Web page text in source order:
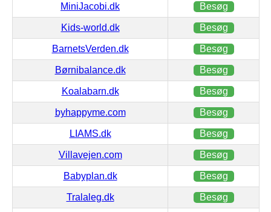
MiniJacobi.dk Besøg
Kids-world.dk Besøg
BarnetsVerden.dk Besøg
Børnibalance.dk Besøg
Koalabarn.dk Besøg
byhappyme.com Besøg
LIAMS.dk Besøg
Villavejen.com Besøg
Babyplan.dk Besøg
Tralaleg.dk Besøg